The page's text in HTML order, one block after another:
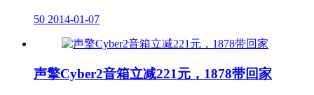
50 2014-01-07
声擎Cyber2音箱立减221元，1878带回家